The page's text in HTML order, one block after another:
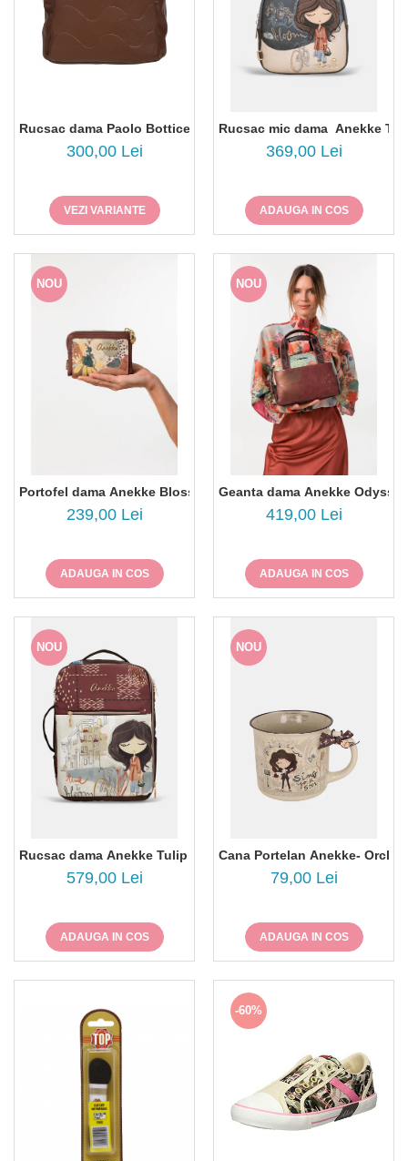
Rucsac dama Paolo Botticelli 9Q-26153
300,00 Lei
VEZI VARIANTE
Rucsac mic dama Anekke
369,00 Lei
ADAUGA IN COS
NOU
Portofel dama Anekke Blossom 43719-912
239,00 Lei
ADAUGA IN COS
NOU
Geanta dama Anekke
419,00 Lei
ADAUGA IN COS
NOU
Rucsac dama Anekke Tulip 43575-011
579,00 Lei
ADAUGA IN COS
NOU
Cana Portelan Anekke-
79,00 Lei
ADAUGA IN COS
-60%